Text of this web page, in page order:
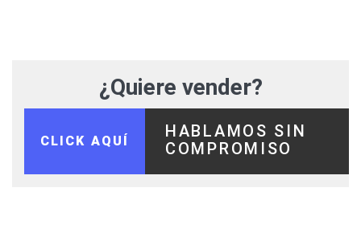
¿Quiere vender?
CLICK AQUÍ
HABLAMOS SIN
COMPROMISO